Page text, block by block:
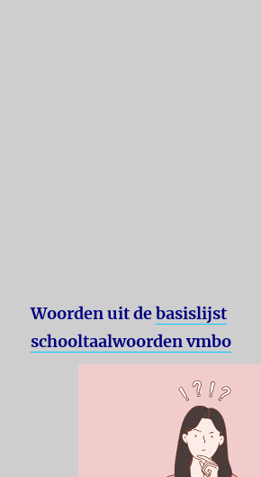
Woorden uit debasislijst
schooltaalwoorden vmbo